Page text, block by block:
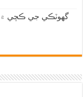
گهوٽڪي جي ڪچي ۾